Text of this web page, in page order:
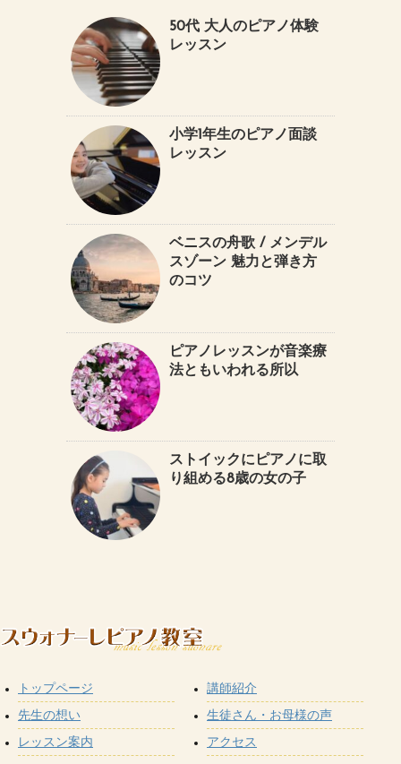
50代 大人のピアノ体験
レッスン
小学1年生のピアノ面談
レッスン
ベニスの舟歌 / メンデル
スゾーン 魅力と弾き方
のコツ
ピアノレッスンが音楽療
法ともいわれる所以
ストイックにピアノに取
り組める8歳の女の子
トップページ
先生の想い
レッスン案内
講師紹介
生徒さん・お母様の声
アクセス